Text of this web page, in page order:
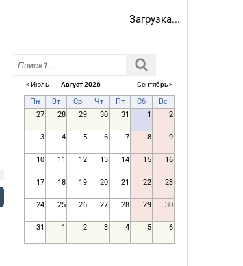
Загрузка...
< Июль Август 2026 Сентябрь >
Пн Вт Ср Чт Пт Сб
Вс
27
28 29 30 31 1 2
3 4 5 6 7 8 9
10 11 12 13 14 15 16
17 18 19 20 21 22 23
24 25 26 27 28 29 30
31 1 2 3 4 5 6